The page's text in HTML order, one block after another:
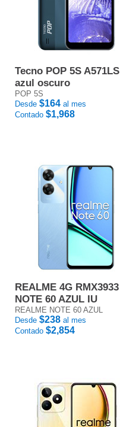
Tecno POP 5S A571LS
azul oscuro
POP 5S
Desde $164 al mes
Contado $1,968
REALME 4G RMX3933
NOTE 60 AZUL IU
REALME NOTE 60 AZUL
Desde $238 al mes
Contado $2,854